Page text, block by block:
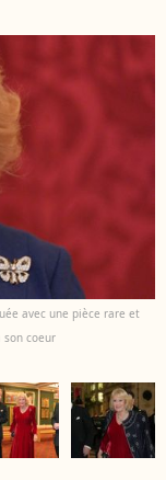
avec une pièce rare et
son coeur